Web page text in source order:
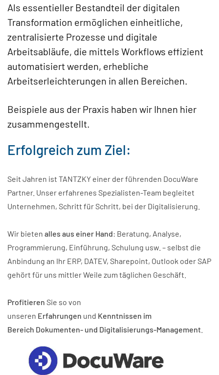
Als essentieller Bestandteil der digitalen
Transformation ermöglichen einheitliche,
zentralisierte Prozesse und digitale
Arbeitsabläufe, die mittels Workflows effizient
automatisiert werden, erhebliche
Arbeitserleichterungen in allen Bereichen.
Beispiele aus der Praxis haben wir Ihnen hier
zusammengestellt.
Erfolgreich zum Ziel:
Seit Jahren ist TANTZKY einer der führenden DocuWare
Partner. Unser erfahrenes Spezialisten-Team begleitet
Unternehmen, Schritt für Schritt, bei der Digitalisierung.
Wir bieten alles aus einer Hand: Beratung, Analyse,
Programmierung, Einführung, Schulung usw. – selbst die
Anbindung an Ihr ERP, DATEV, Sharepoint, Outlook oder SAP
gehört für uns mittler Weile zum täglichen Geschäft.
Profitieren Sie so von
unseren Erfahrungen und Kenntnissen im
Bereich Dokumenten- und Digitalisierungs-Management